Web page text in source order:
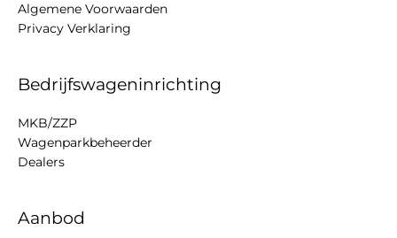
Algemene Voorwaarden
Privacy Verklaring
Bedrijfswageninrichting
MKB/ZZP
Wagenparkbeheerder
Dealers
Aanbod